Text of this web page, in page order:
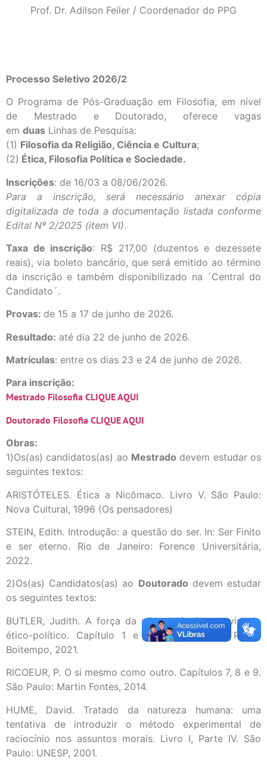
Prof. Dr. Adilson Feiler / Coordenador do PPG
Processo Seletivo 2026/2
O Programa de Pós-Graduação em Filosofia, em nível
de Mestrado e Doutorado, oferece vagas
em duas Linhas de Pesquisa:
(1) Filosofia da Religião, Ciência e Cultura;
(2) Ética, Filosofia Política e Sociedade.
Inscrições: de 16/03 a 08/06/2026.
Para a inscrição, será necessário anexar cópia
digitalizada de toda a documentação listada conforme
Edital Nº 2/2025 (item VI).
Taxa de inscrição: R$ 217,00 (duzentos e dezessete
reais), via boleto bancário, que será emitido ao término
da inscrição e também disponibilizado na ´Central do
Candidato´.
Provas: de 15 a 17 de junho de 2026.
Resultado: até dia 22 de junho de 2026.
Matrículas: entre os dias 23 e 24 de junho de 2026.
Para inscrição:
Mestrado Filosofia CLIQUE AQUI
Doutorado Filosofia CLIQUE AQUI
Obras:
1)Os(as) candidatos(as) ao Mestrado devem estudar os
seguintes textos:
ARISTÓTELES. Ética a Nicômaco. Livro V. São Paulo:
Nova Cultural, 1996 (Os pensadores)
STEIN, Edith. Introdução: a questão do ser. In: Ser Finito
e ser eterno. Rio de Janeiro: Forence Universitária,
2022.
2)Os(as) Candidatos(as) ao Doutorado devem estudar
os seguintes textos:
BUTLER, Judith. A força da não violência: um vínculo
ético-político. Capítulo 1 e pós escrito. São Paulo:
Boitempo, 2021.
RICOEUR, P. O si mesmo como outro. Capítulos 7, 8 e 9.
São Paulo: Martin Fontes, 2014.
HUME, David. Tratado da natureza humana: uma
tentativa de introduzir o método experimental de
raciocínio nos assuntos morais. Livro I, Parte IV. São
Paulo: UNESP, 2001.